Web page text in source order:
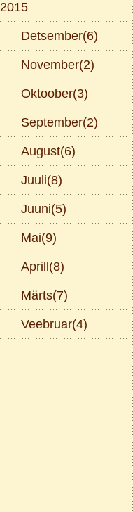
2015
Detsember(6)
November(2)
Oktoober(3)
September(2)
August(6)
Juuli(8)
Juuni(5)
Mai(9)
Aprill(8)
Märts(7)
Veebruar(4)